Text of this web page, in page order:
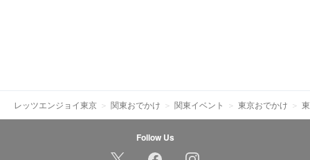
レッツエンジョイ東京 関東おでかけ 関東イベント 東京おでかけ
Follow Us